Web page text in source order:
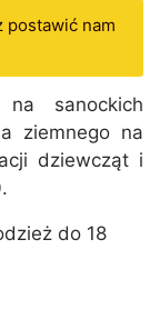
postawić nam
na sanockich
ziemnego na
dziewcząt i
do 18